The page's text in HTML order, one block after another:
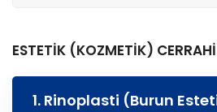
ESTETİK (KOZMETİK) CERRAHİ
1. Rinoplasti (Burun